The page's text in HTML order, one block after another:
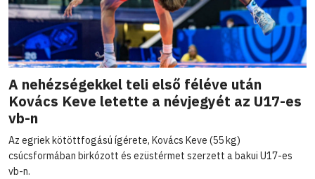
A nehézségekkel teli első féléve után
Kovács Keve letette a névjegyét az U17-es
vb-n
Az egriek kötöttfogású ígérete, Kovács Keve (55 kg)
csúcsformában birkózott és ezüstérmet szerzett a bakui U17-es
vb-n.